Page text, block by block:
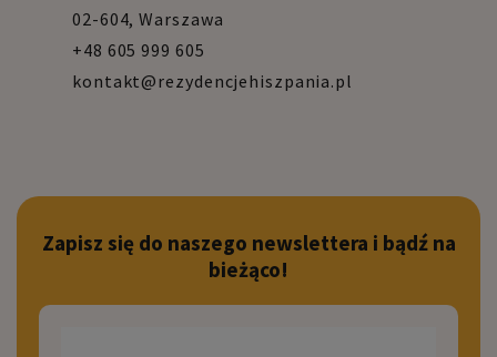
02-604, Warszawa
+48 605 999 605
kontakt@rezydencjehiszpania.pl
Zapisz się do naszego newslettera i bądź na
bieżąco!